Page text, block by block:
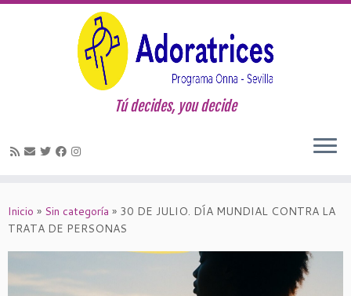
contenido
Tú decides, you decide
Inicio » Sin categoría » 30 DE JULIO. DÍA MUNDIAL CONTRA LA
TRATA DE PERSONAS